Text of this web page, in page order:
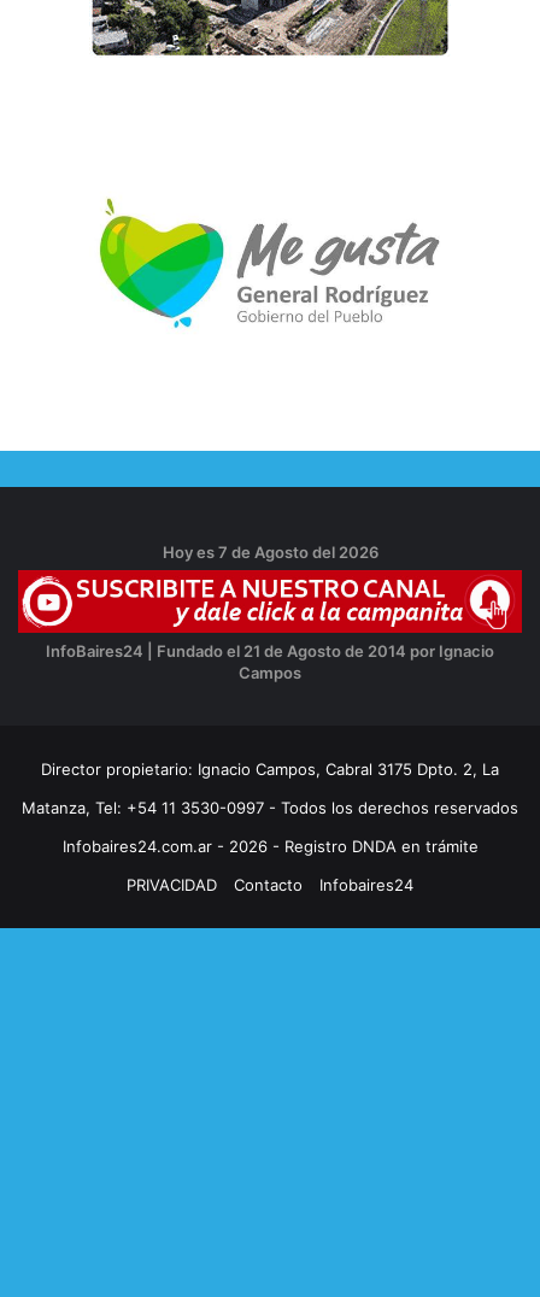
Hoy es 7 de Agosto del 2026
InfoBaires24 | Fundado el 21 de Agosto de 2014 por Ignacio
Campos
Director propietario: Ignacio Campos, Cabral 3175 Dpto. 2, La
Matanza, Tel: +54 11 3530-0997 - Todos los derechos reservados
Infobaires24.com.ar - 2026 - Registro DNDA en trámite
PRIVACIDAD
Contacto Infobaires24